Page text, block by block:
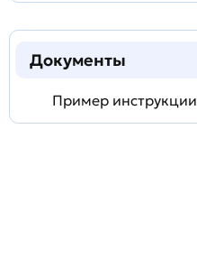
Документы
Пример инструкции